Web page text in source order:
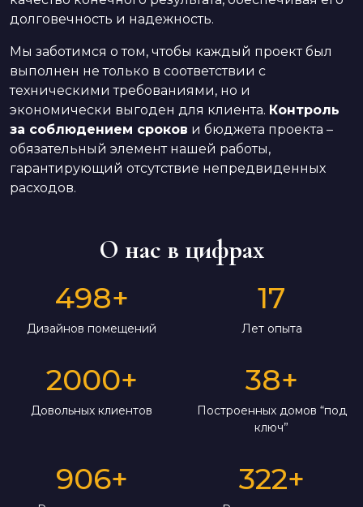
долговечность и надежность.
Мы заботимся о том, чтобы каждый проект был
выполнен не только в соответствии с
техническими требованиями, но и
экономически выгоден для клиента. Контроль
за соблюдением сроков и бюджета проекта –
обязательный элемент нашей работы,
гарантирующий отсутствие непредвиденных
расходов.
О нас в цифрах
498+
Дизайнов помещений
17
Лет опыта
2000+
Довольных клиентов
38+
Построенных домов “под
ключ”
906+ 322+